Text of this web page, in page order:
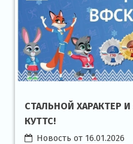
СТАЛЬНОЙ ХАРАКТЕР
КУТТС!
Новость от 16.01.2026